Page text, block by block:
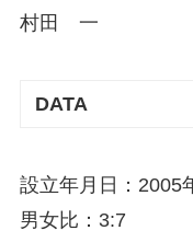
村田 一
DATA
設立年月日：2005
男女比：3:7